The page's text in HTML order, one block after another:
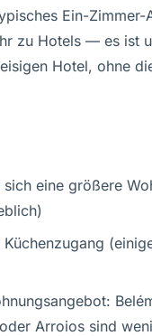
Ein-
zu Hotels — es ist
Hotel, ohne
eine größere
Arroios sind